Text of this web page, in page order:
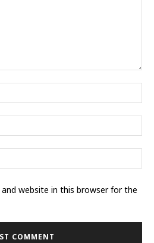
website in this browser for the